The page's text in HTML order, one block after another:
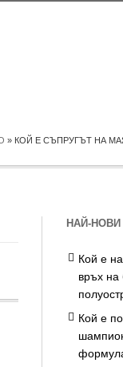
» КОЙ Е СЪПРУГЪТ НА
НАЙ-НОВИ
Кой е
връх на
Кой е